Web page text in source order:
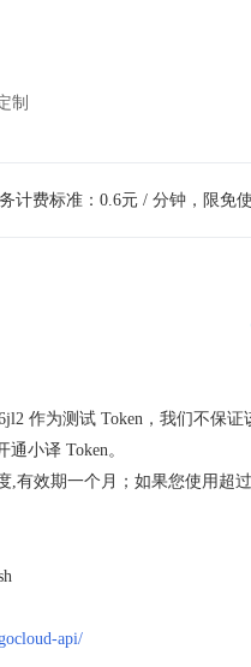
制
计费标准：0.6元 / 分钟，限免
作为测试 Token，我们不保证
小译 Token。
,有效期一个月；如果您使用超
api/